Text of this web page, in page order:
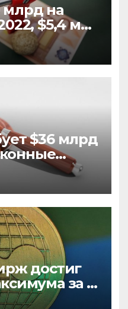
млрд на
$5,4 млн
$36 млрд
достиг
за 5